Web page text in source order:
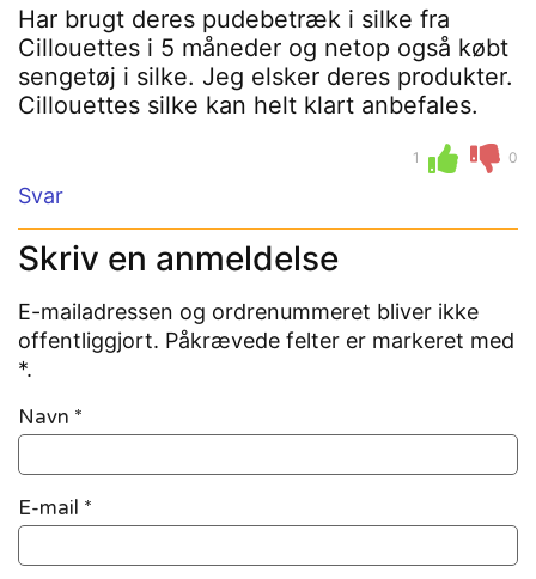
Har brugt deres pudebetræk i silke fra
Cillouettes i 5 måneder og netop også købt
sengetøj i silke. Jeg elsker deres produkter.
Cillouettes silke kan helt klart anbefales.
1 0
Svar
Skriv en anmeldelse
E-mailadressen og ordrenummeret bliver ikke
offentliggjort. Påkrævede felter er markeret med
*.
Navn *
E-mail *